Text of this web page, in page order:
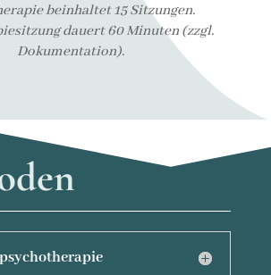
beinhaltet 15 Sitzungen.
dauert 60 Minuten (zzgl.
Dokumentation).